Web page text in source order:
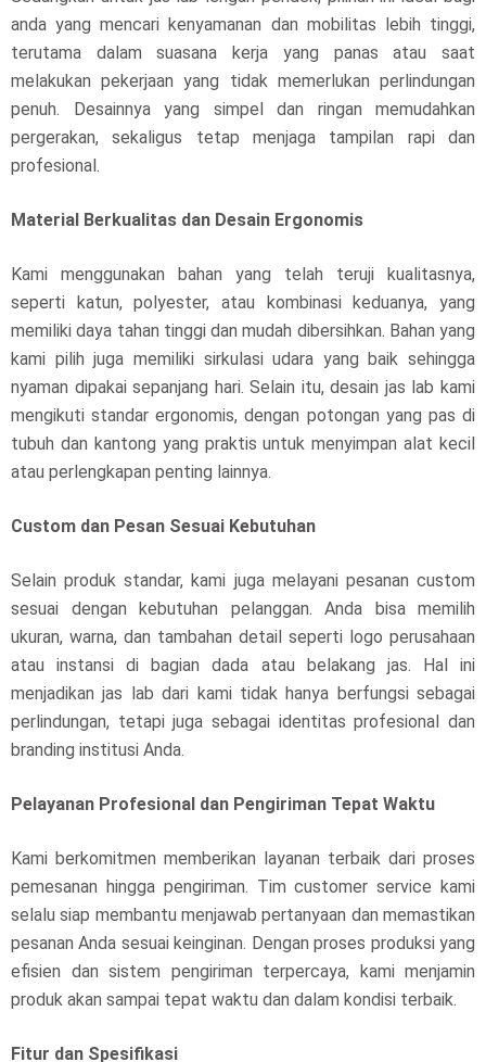
anda yang mencari kenyamanan dan mobilitas lebih tinggi,
terutama dalam suasana kerja yang panas atau saat
melakukan pekerjaan yang tidak memerlukan perlindungan
penuh. Desainnya yang simpel dan ringan memudahkan
pergerakan, sekaligus tetap menjaga tampilan rapi dan
profesional.
Material Berkualitas dan Desain Ergonomis
Kami menggunakan bahan yang telah teruji kualitasnya,
seperti katun, polyester, atau kombinasi keduanya, yang
memiliki daya tahan tinggi dan mudah dibersihkan. Bahan yang
kami pilih juga memiliki sirkulasi udara yang baik sehingga
nyaman dipakai sepanjang hari. Selain itu, desain jas lab kami
mengikuti standar ergonomis, dengan potongan yang pas di
tubuh dan kantong yang praktis untuk menyimpan alat kecil
atau perlengkapan penting lainnya.
Custom dan Pesan Sesuai Kebutuhan
Selain produk standar, kami juga melayani pesanan custom
sesuai dengan kebutuhan pelanggan. Anda bisa memilih
ukuran, warna, dan tambahan detail seperti logo perusahaan
atau instansi di bagian dada atau belakang jas. Hal ini
menjadikan jas lab dari kami tidak hanya berfungsi sebagai
perlindungan, tetapi juga sebagai identitas profesional dan
branding institusi Anda.
Pelayanan Profesional dan Pengiriman Tepat Waktu
Kami berkomitmen memberikan layanan terbaik dari proses
pemesanan hingga pengiriman. Tim customer service kami
selalu siap membantu menjawab pertanyaan dan memastikan
pesanan Anda sesuai keinginan. Dengan proses produksi yang
efisien dan sistem pengiriman terpercaya, kami menjamin
produk akan sampai tepat waktu dan dalam kondisi terbaik.
Fitur dan Spesifikasi